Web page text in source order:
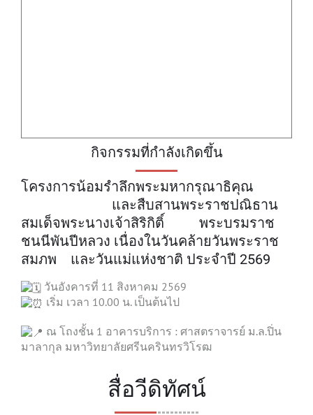
กิจกรรมที่กำลังเกิดขึ้น
โครงการน้อมรำลึกพระมหากรุณาธิคุณ
และสืบสานพระราชปณิธาน
สมเด็จพระนางเจ้าสิริกิติ์ พระบรมราช
ชนนีพันปีหลวง เนื่องในวันคล้ายวันพระราช
สมภพ และวันแม่แห่งชาติ ประจำปี 2569
วันอังคารที่ 11 สิงหาคม 2569
เริ่ม เวลา 10.00 น. เป็นต้นไป
ณ โถงชั้น 1 อาคารบริการ : ศาสตราจารย์ ม.ล.ปิ่น
มาลากุล มหาวิทยาลัยศรีนครินทรวิโรฒ
สื่อวีดิทัศน์